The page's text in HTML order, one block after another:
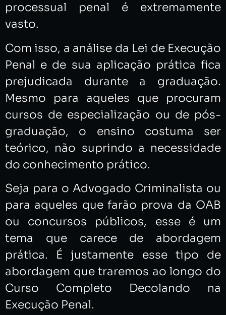
processual penal é extremamente
vasto.
Com isso, a análise da Lei de Execução
Penal e de sua aplicação prática fica
prejudicada durante a graduação.
Mesmo para aqueles que procuram
cursos de especialização ou de pós-
graduação, o ensino costuma ser
teórico, não suprindo a necessidade
do conhecimento prático.
Seja para o Advogado Criminalista ou
para aqueles que farão prova da OAB
ou concursos públicos, esse é um
tema que carece de abordagem
prática. É justamente esse tipo de
abordagem que traremos ao longo do
Curso Completo Decolando na
Execução Penal.